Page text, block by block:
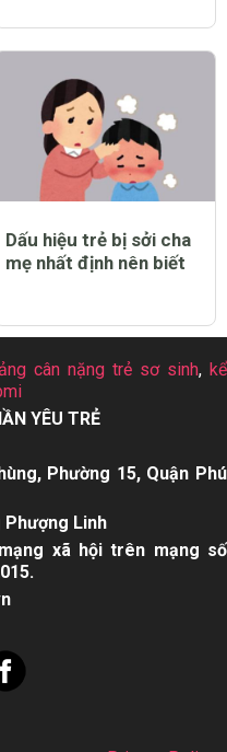
Dấu hiệu trẻ bị sởi cha
mẹ nhất định nên biết
cân nặng trẻ sơ sinh, kể
YÊU TRẺ
Phường 15, Quận Phú
Phượng Linh
xã hội trên mạng số